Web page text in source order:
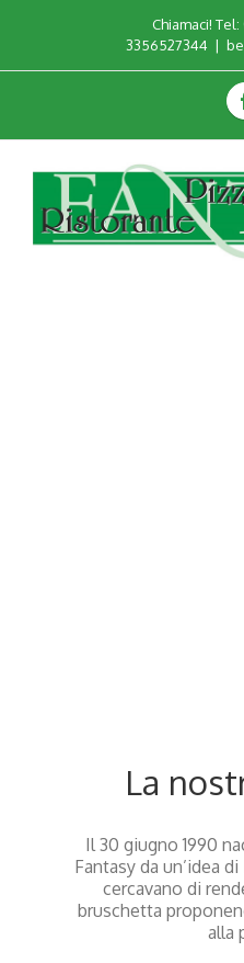
Chiamaci!
3356527344 |
La
Il 30 giugno 1990
Fantasy da un’idea
cercavano di
bruschetta
alla